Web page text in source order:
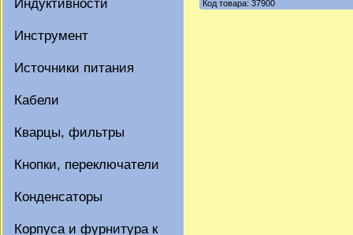
Индуктивности
Инструмент
Источники питания
Кабели
Кварцы, фильтры
Кнопки, переключатели
Конденсаторы
Корпуса и фурнитура к
Код товара: 37900